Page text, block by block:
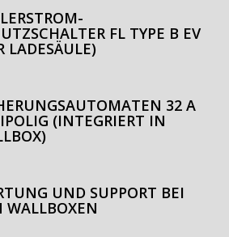
FL TYPE B EV
LADESÄULE)
32 A
(INTEGRIERT IN
UND SUPPORT BEI
WALLBOXEN